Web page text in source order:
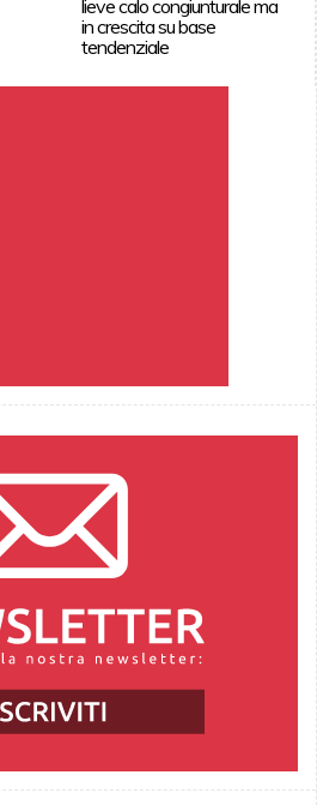
lieve calo congiunturale ma
in crescita su base
tendenziale